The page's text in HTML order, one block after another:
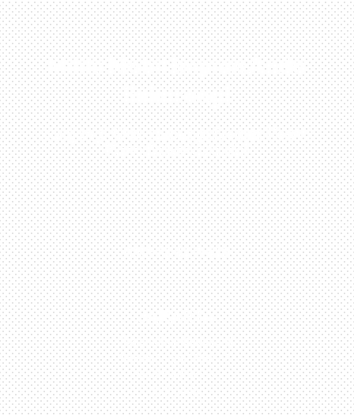
Miliki Mobil Impian Anda
Sekarang!
Kunjungi Atau Hubungi Dealer Resmi
Kami Di Kota Anda!
0813-1054-7548
JAKARTA
Perumahan Boulevard
Taman Surya 3 Blok h2,
No.27, Jakarta –
Indonesia